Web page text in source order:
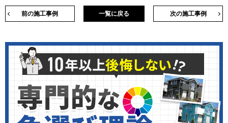
前の施工事例 次の施工事例
一覧に戻る